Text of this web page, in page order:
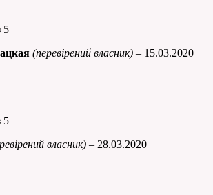
5
(перевірений власник) – 15.03.2020
5
власник) – 28.03.2020